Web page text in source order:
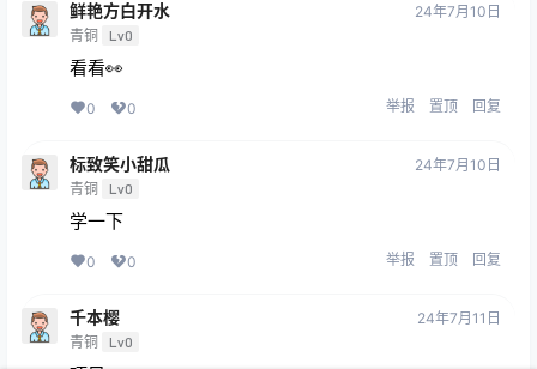
鲜艳方白开水
青铜 Lv0
24年7月10日
看看👀
0 0 举报 置顶 回复
标致笑小甜瓜
青铜 Lv0
24年7月10日
学一下
0 0 举报 置顶 回复
千本樱
青铜 Lv0
24年7月11日